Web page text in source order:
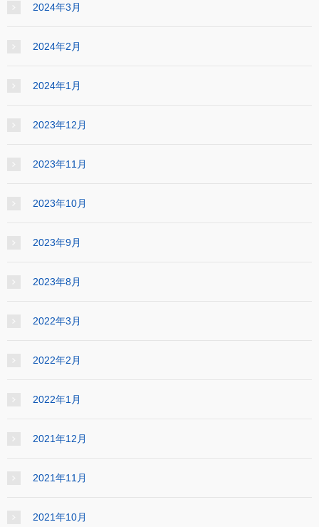
2024年3月
2024年2月
2024年1月
2023年12月
2023年11月
2023年10月
2023年9月
2023年8月
2022年3月
2022年2月
2022年1月
2021年12月
2021年11月
2021年10月